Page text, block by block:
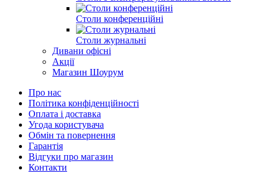
Столи конференційні
Столи журнальні
Дивани офісні
Акції
Магазин Шоурум
Про нас
Політика конфіденційності
Оплата і доставка
Угода користувача
Обмін та повернення
Гарантія
Відгуки про магазин
Контакти